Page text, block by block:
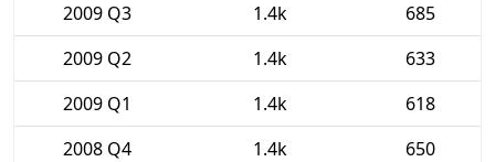
2009 Q3
1.4k
685
2009 Q2
1.4k
633
2009 Q1
1.4k
618
2008 Q4
1.4k
650